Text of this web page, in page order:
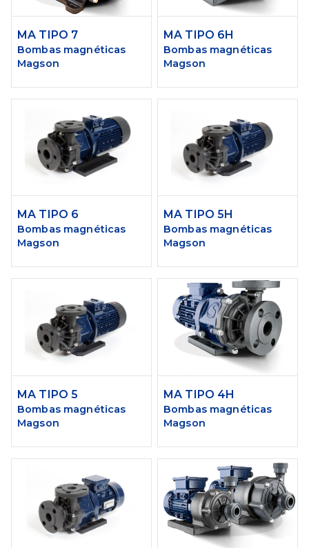
MA TIPO 7
Bombas magnéticas
Magson
MA TIPO 6H
Bombas magnéticas
Magson
MA TIPO 6
Bombas magnéticas
Magson
MA TIPO 5H
Bombas magnéticas
Magson
MA TIPO 5
Bombas magnéticas
Magson
MA TIPO 4H
Bombas magnéticas
Magson